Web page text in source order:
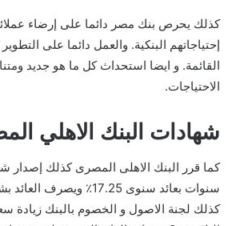
كذلك يحرص بنك مصر دائما على إرضاء
إحتياجاتهم البنكية. والعمل دائما على التطوير
القائمة. و ايضا استحداث كل ما هو جديد
الاحتياجات.
شهادات البنك الاهلي
سنوات بعائد سنوى 17.25٪؜
كذلك لجنة الاصول و الخصوم بالبنك زيادة